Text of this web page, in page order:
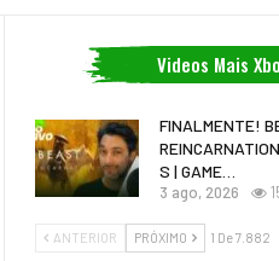
Videos Mais
FINALMENTE!
S | GAME…
3 ago, 2026
ANTERIOR PRÓXIMO 1 De 7.882